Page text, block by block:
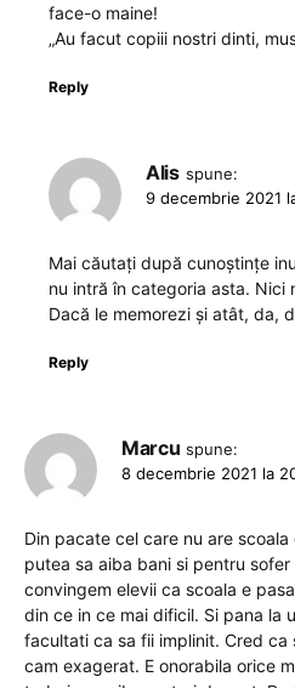
face-o maine!
„Au facut copiii nostri dinti,
Reply
Alis spune:
9 decembrie 2021
Mai căutați după cunoștințe
nu intră în categoria asta. Nici
Dacă le memorezi și atât, da,
Reply
Marcu spune:
8 decembrie 2021 la
Din pacate cel care nu are
putea sa aiba bani si pentru
convingem elevii ca scoala e
din ce in ce mai dificil. Si pana la
facultati ca sa fii implinit. Cred ca
cam exagerat. E onorabila orice